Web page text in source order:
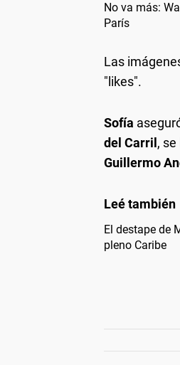
No va más:
París
Las
"likes".
Sofía
del Carril ,
Guillermo
El destape de
pleno Caribe